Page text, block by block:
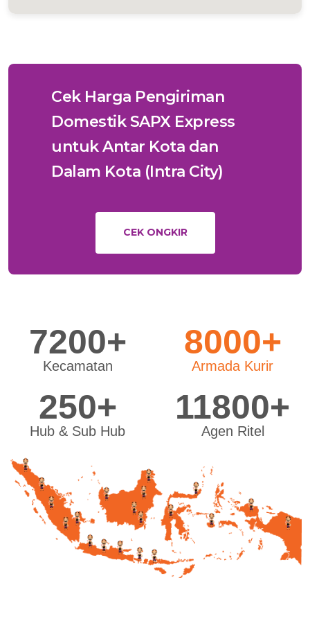
Cek Harga Pengiriman
Domestik SAPX Express
untuk Antar Kota dan
Dalam Kota (Intra City)
CEK ONGKIR
7200+
Kecamatan
8000+
Armada Kurir
250+
Hub & Sub Hub
11800+
Agen Ritel